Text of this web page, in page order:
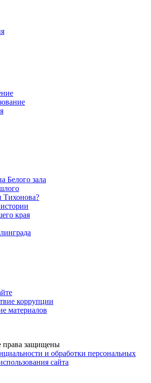
Белого зала
Тихонова?
края
коррупции
материалов
защищены
и обработки персональных
сайта